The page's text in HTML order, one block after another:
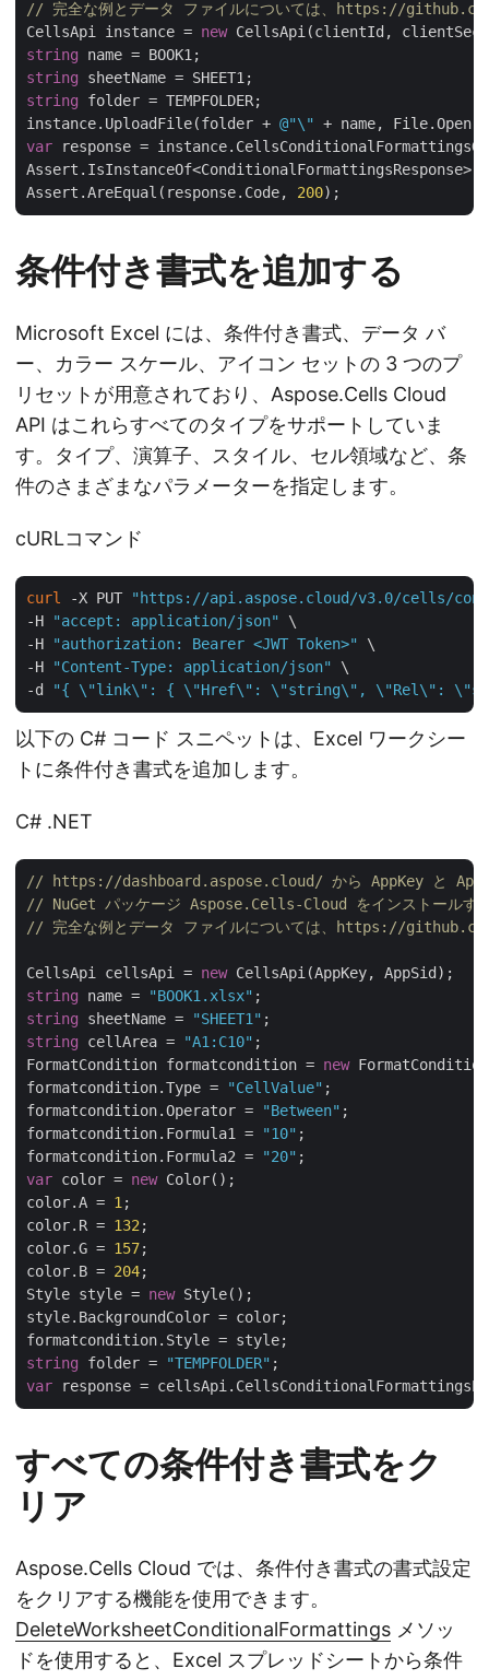
// 完全な例とデータ ファイルについては、https://
CellsApi instance = new
string
string
string folder = TEMPFOLDER;
instance.UploadFile(folder + @"\"
+ name, File.Open(
var response =
Assert.AreEqual(response.Code, 200
条件付き書式を追加する
Microsoft Excel には、条件付き書式、データ バ
ー、カラー スケール、アイコン セットの 3 つのプ
リセットが用意されており、Aspose.Cells Cloud
API はこれらすべてのタイプをサポートしていま
す。タイプ、演算子、スタイル、セル領域など、条
件のさまざまなパラメーターを指定します。
cURLコマンド
curl -X PUT
"https://api.aspose.cloud/v3.0/cells/
-H
"accept: application/json"
\
-H
"authorization: Bearer <JWT Token>"
\
-H
"Content-Type: application/json"
\
-d
"{ \"link\": { \"Href\": \"string\", \"Rel\":
以下の C# コード スニペットは、Excel ワークシー
トに条件付き書式を追加します。
C# .NET
// https://dashboard.aspose.cloud/ から AppKey と
// NuGet パッケージ Aspose.Cells-Cloud をインストールす
// 完全な例とデータ ファイルについては、https://
CellsApi cellsApi = new
string name = "BOOK1.xlsx"
string sheetName = "SHEET1"
string cellArea = "A1:C10" ;
FormatCondition formatcondition = new
formatcondition.Type =
"CellValue" ;
formatcondition.Operator =
"Between" ;
formatcondition.Formula1 =
"10" ;
formatcondition.Formula2 =
"20"
var color = new Color();
color.A = 1;
color.R = 132;
color.G = 157;
color.B = 204;
Style style = new Style();
style.BackgroundColor = color;
string folder = "TEMPFOLDER"
var
すべての条件付き書式をク
リア
Aspose.Cells Cloud では、条件付き書式の書式設定
をクリアする機能を使用できます。
DeleteWorksheetConditionalFormattings メソッ
ドを使用すると、Excel スプレッドシートから条件